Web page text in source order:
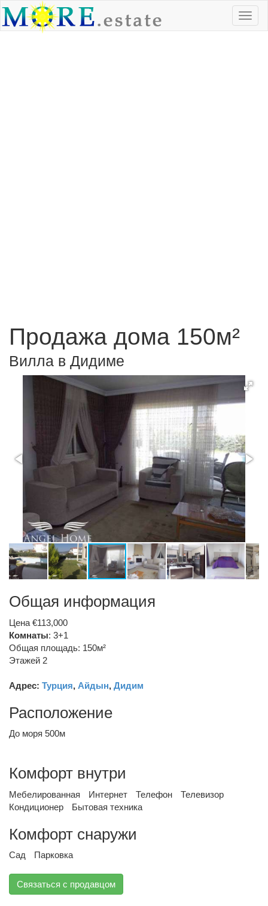
Продажа дома 150м²
Вилла в Дидиме
Общая информация
Цена €113,000
Комнаты: 3+1
Общая площадь: 150м²
Этажей 2
Адрес: Турция, Айдын, Дидим
Расположение
До моря 500м
Комфорт внутри
Мебелированная Интернет Телефон
Телевизор
Кондиционер
Бытовая техника
Комфорт снаружи
Сад Парковка
Связаться с продавцом